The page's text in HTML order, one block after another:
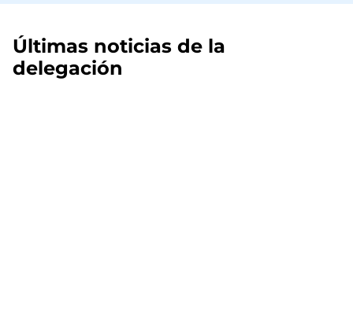
Últimas noticias de la
delegación